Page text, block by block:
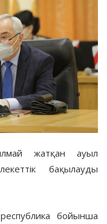
жатқан ауыл
бақылауды
бойынша